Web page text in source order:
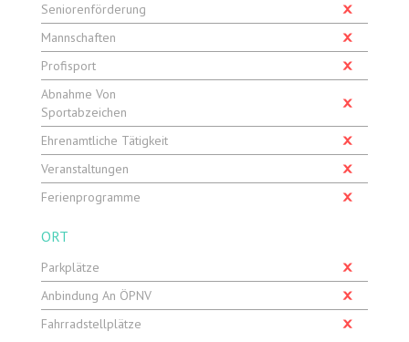
Seniorenförderung
Mannschaften
Profisport
Abnahme Von
Sportabzeichen
Ehrenamtliche Tätigkeit
Veranstaltungen
Ferienprogramme
ORT
Parkplätze
Anbindung An ÖPNV
Fahrradstellplätze